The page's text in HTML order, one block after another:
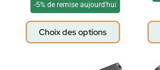
-5% de remise aujourd'hui
Choix des options